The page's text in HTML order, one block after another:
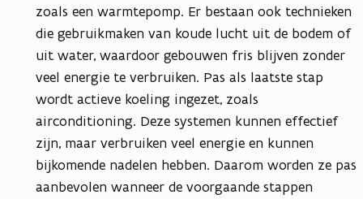
zoals een warmtepomp. Er bestaan ook technieken
die gebruikmaken van koude lucht uit de bodem of
uit water, waardoor gebouwen fris blijven zonder
veel energie te verbruiken. Pas als laatste stap
wordt actieve koeling ingezet, zoals
airconditioning. Deze systemen kunnen effectief
zijn, maar verbruiken veel energie en kunnen
bijkomende nadelen hebben. Daarom worden ze pas
aanbevolen wanneer de voorgaande stappen